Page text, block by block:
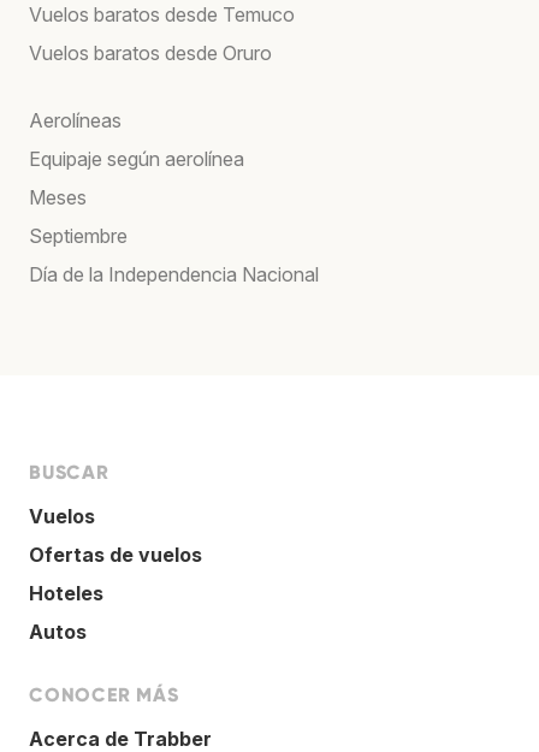
Vuelos baratos desde Temuco
Vuelos baratos desde Oruro
Aerolíneas
Equipaje según aerolínea
Meses
Septiembre
Día de la Independencia Nacional
BUSCAR
Vuelos
Ofertas de vuelos
Hoteles
Autos
CONOCER MÁS
Acerca de Trabber